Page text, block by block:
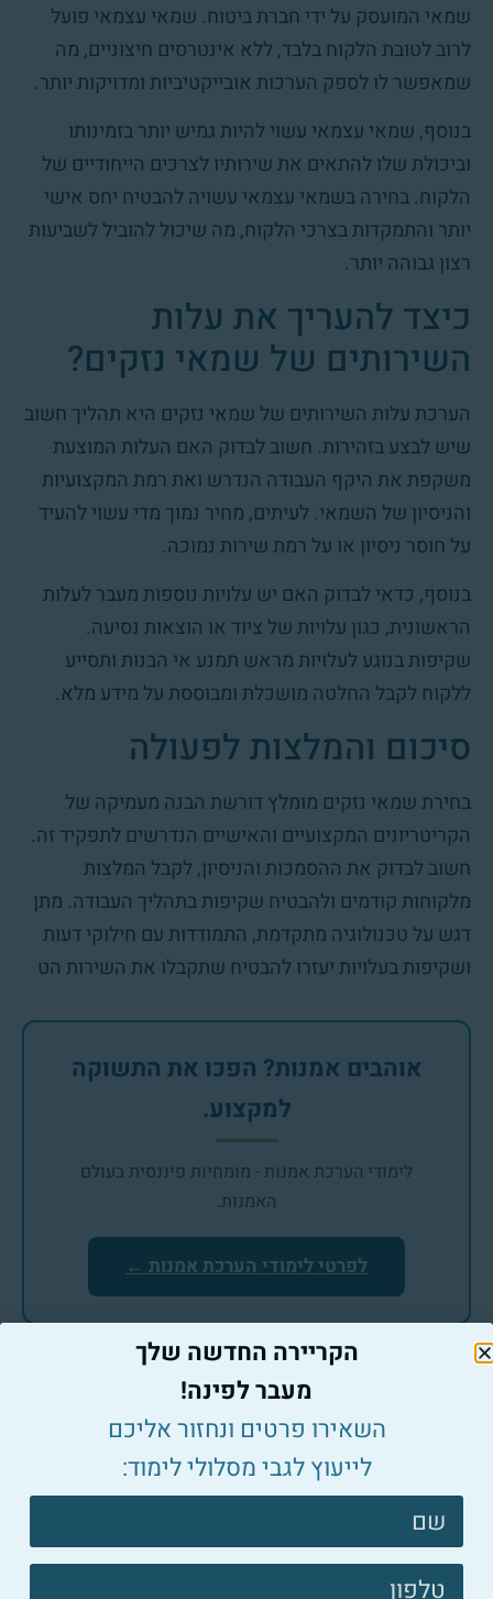
שמאי המועסק על ידי חברת ביטוח. שמאי עצמאי פועל
לרוב לטובת הלקוח בלבד, ללא אינטרסים חיצוניים, מה
שמאפשר לו לספק הערכות אובייקטיביות ומדויקות יותר.
בנוסף, שמאי עצמאי עשוי להיות גמיש יותר בזמינותו
וביכולת שלו להתאים את שירותיו לצרכים הייחודיים של
הלקוח. בחירה בשמאי עצמאי עשויה להבטיח יחס אישי
יותר והתמקדות בצרכי הלקוח, מה שיכול להוביל לשביעות
רצון גבוהה יותר.
כיצד להעריך את עלות
השירותים של שמאי נזקים?
הערכת עלות השירותים של שמאי נזקים היא תהליך חשוב
שיש לבצע בזהירות. חשוב לבדוק האם העלות המוצעת
משקפת את היקף העבודה הנדרש ואת רמת המקצועיות
והניסיון של השמאי. לעיתים, מחיר נמוך מדי עשוי להעיד
על חוסר ניסיון או על רמת שירות נמוכה.
בנוסף, כדאי לבדוק האם יש עלויות נוספות מעבר לעלות
הראשונית, כגון עלויות של ציוד או הוצאות נסיעה.
שקיפות בנוגע לעלויות מראש תמנע אי הבנות ותסייע
ללקוח לקבל החלטה מושכלת ומבוססת על מידע מלא.
סיכום והמלצות לפעולה
בחירת שמאי נזקים מומלץ דורשת הבנה מעמיקה של
הקריטריונים המקצועיים והאישיים הנדרשים לתפקיד זה.
חשוב לבדוק את ההסמכות והניסיון, לקבל המלצות
מלקוחות קודמים ולהבטיח שקיפות בתהליך העבודה. מתן
דגש על טכנולוגיה מתקדמת, התמודדות עם חילוקי דעות
ושקיפות בעלויות יעזרו להבטיח שתקבלו את השירות הט
אוהבים אמנות? הפכו את התשוקה
למקצוע.
לימודי הערכת אמנות - מומחיות פיננסית בעולם
האמנות.
לפרטי לימודי הערכת אמנות ←
המשיכו לקרוא בנושא שמאי אמנות
הקריירה החדשה שלך
מעבר לפינה!
השאירו פרטים ונחזור אליכם
לייעוץ לגבי מסלולי לימוד:
צרו
קשר
פוטר